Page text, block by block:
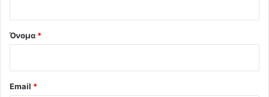
Όνομα *
Email *